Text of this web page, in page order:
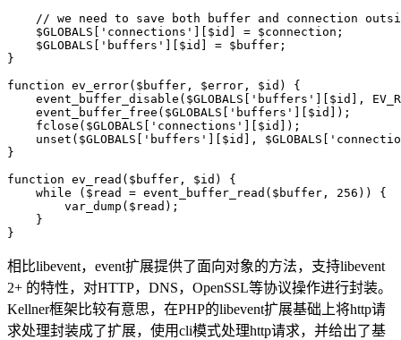
// we need to save both buffer and connection
    $GLOBALS['connections'][$id] = $connection;
    $GLOBALS['buffers'][$id] = $buffer;
}
function ev_error($buffer, $error, $id) {
event_buffer_disable($GLOBALS['buffers'][$id],
    event_buffer_free($GLOBALS['buffers'][$id]);
    fclose($GLOBALS['connections'][$id]);
unset($GLOBALS['buffers'][$id],
}
function ev_read($buffer, $id) {
    while ($read = event_buffer_read($buffer, 256)) {
        var_dump($read);
    }
相比libevent，event扩展提供了面向对象的方法，支持libevent
2+ 的特性，对HTTP，DNS，OpenSSL等协议操作进行封装。
Kellner框架比较有意思，在PHP的libevent扩展基础上将http请
求处理封装成了扩展，使用cli模式处理http请求，并给出了基